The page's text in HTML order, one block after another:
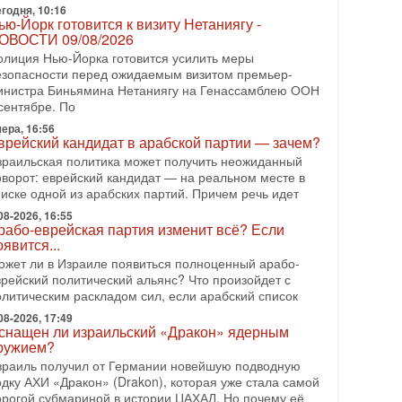
последних союзников. Путин - псих!
ITON-TV доктор Эльдар Намазов , историк,
в прошлом – помощник Президента
Гейдара Алиева . Ведет программу
2026, 11:09
в Израиле в опасности?! ШАБАК
спецотдел
выпуске мы разбираем одну из самых тревожных
израильской политики. Известно, что израильская
общей безопасности (ШАБАК) создала
2026, 08:32
и Иран: последний шанс - НОВОСТИ
08/2026
США Дональд Трамп объявил о
переговоров с Ираном, но Тегеран пока
подтвердил готовность к диалогу. По словам
2026, 08:42
отменил удар по Ирану - НОВОСТИ
08/2026
США Дональд Трамп сегодня заявил об
подготовленного удара по Ирану после
10:16
Йорк готовится к визиту Нетаниягу -
09/08/2026
Нью-Йорка готовится усилить меры
перед ожидаемым визитом премьер-
Биньямина Нетаниягу на Генассамблею ООН
По
16:56
кандидат в арабской партии — зачем?
политика может получить неожиданный
еврейский кандидат — на реальном месте в
одной из арабских партий. Причем речь идет
2026, 16:55
еврейская партия изменит всё? Если
ли в Израиле появиться полноценный арабо-
политический альянс? Что произойдет с
раскладом сил, если арабский список
2026, 17:49
ли израильский «Дракон» ядерным
получил от Германии новейшую подводную
АХИ «Дракон» (Drakon), которая уже стала самой
субмариной в истории ЦАХАЛ. Но почему её